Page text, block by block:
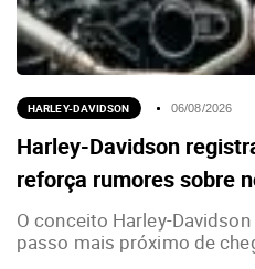
HARLEY-DAVIDSON 06/08/2026
Harley-Davidson
reforça rumores sobre
O conceito Harley-
passo mais próximo de